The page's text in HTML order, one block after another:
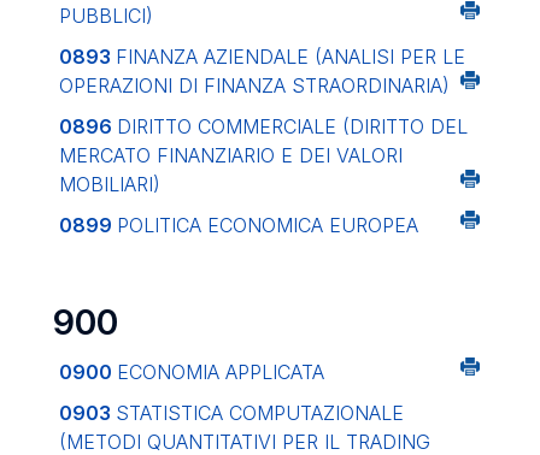
PUBBLICI)
0893 FINANZA AZIENDALE (ANALISI PER LE
OPERAZIONI DI FINANZA STRAORDINARIA)
0896 DIRITTO COMMERCIALE (DIRITTO DEL
MERCATO FINANZIARIO E DEI VALORI
MOBILIARI)
0899 POLITICA ECONOMICA EUROPEA
900
0900 ECONOMIA APPLICATA
0903 STATISTICA COMPUTAZIONALE
(METODI QUANTITATIVI PER IL TRADING